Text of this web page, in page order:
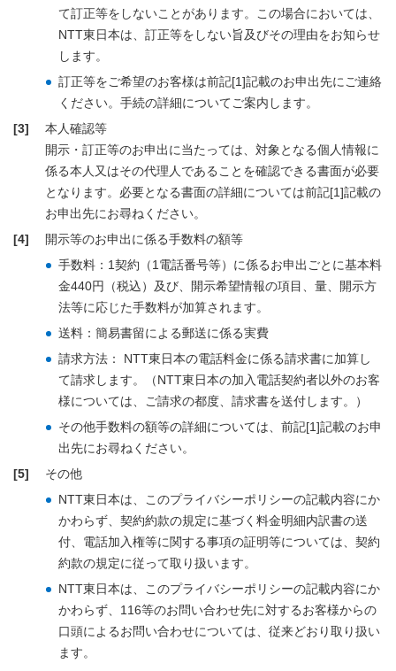
て訂正等をしないことがあります。この場合においては、
NTT東日本は、訂正等をしない旨及びその理由をお知らせ
します。
訂正等をご希望のお客様は前記[1]記載のお申出先にご連絡
ください。手続の詳細についてご案内します。
[3]
本人確認等
開示・訂正等のお申出に当たっては、対象となる個人情報に
係る本人又はその代理人であることを確認できる書面が必要
となります。必要となる書面の詳細については前記[1]記載の
お申出先にお尋ねください。
[4]
開示等のお申出に係る手数料の額等
手数料：1契約（1電話番号等）に係るお申出ごとに基本料
金440円（税込）及び、開示希望情報の項目、量、開示方
法等に応じた手数料が加算されます。
送料：簡易書留による郵送に係る実費
請求方法： NTT東日本の電話料金に係る請求書に加算し
て請求します。（NTT東日本の加入電話契約者以外のお客
様については、ご請求の都度、請求書を送付します。）
その他手数料の額等の詳細については、前記[1]記載のお申
出先にお尋ねください。
[5]
その他
NTT東日本は、このプライバシーポリシーの記載内容にか
かわらず、契約約款の規定に基づく料金明細内訳書の送
付、電話加入権等に関する事項の証明等については、契約
約款の規定に従って取り扱います。
NTT東日本は、このプライバシーポリシーの記載内容にか
かわらず、116等のお問い合わせ先に対するお客様からの
口頭によるお問い合わせについては、従来どおり取り扱い
ます。